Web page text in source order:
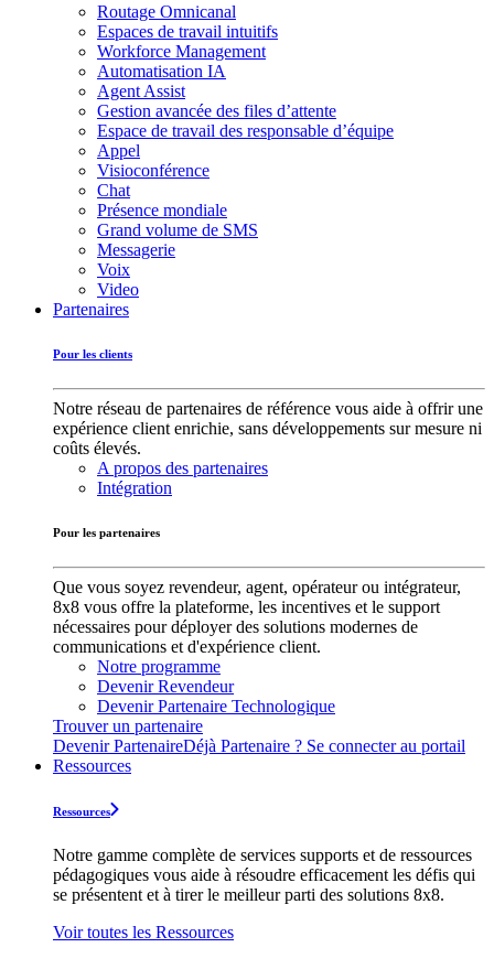
Routage Omnicanal
Espaces de travail intuitifs
Workforce Management
Automatisation IA
Agent Assist
Gestion avancée des files d’attente
Espace de travail des responsable d’équipe
Appel
Visioconférence
Chat
Présence mondiale
Grand volume de SMS
Messagerie
Voix
Video
Partenaires
Pour les clients
Notre réseau de partenaires de référence vous aide à offrir une
expérience client enrichie, sans développements sur mesure ni
coûts élevés.
A propos des partenaires
Intégration
Pour les partenaires
Que vous soyez revendeur, agent, opérateur ou intégrateur,
8x8 vous offre la plateforme, les incentives et le support
nécessaires pour déployer des solutions modernes de
communications et d'expérience client.
Notre programme
Devenir Revendeur
Devenir Partenaire Technologique
Trouver un partenaire
Devenir PartenaireDéjà Partenaire ? Se connecter au portail
Ressources
Ressources
Notre gamme complète de services supports et de ressources
pédagogiques vous aide à résoudre efficacement les défis qui
se présentent et à tirer le meilleur parti des solutions 8x8.
Voir toutes les Ressources